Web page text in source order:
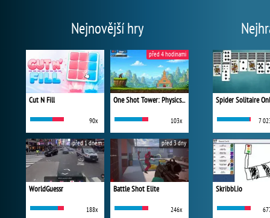
Nejnovější hry
Cut N Fill
90x
One Shot Tower: Physics Destroyer
103x
před 4 hodinami
WorldGuessr
188x
před 1 dnem
Battle Shot Elite
246x
před 3 dny
Spider Solitaire
7
Skribbl.io